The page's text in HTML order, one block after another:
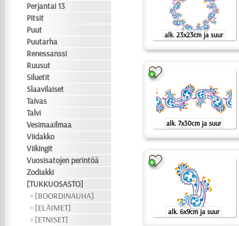
Perjantai 13
Pitsit
Puut
Puutarha
Renessanssi
Ruusut
Siluetit
Slaavilaiset
Taivas
Talvi
Vesimaailmaa
Viidakko
Viikingit
Vuosisatojen perintöä
Zodiakki
[TUKKUOSASTO]
[BOORDINAUHA]
[ELÄIMET]
[ETNISET]
alk. 23x23cm ja suur
alk. 7x30cm ja suur
alk. 6x9cm ja suur